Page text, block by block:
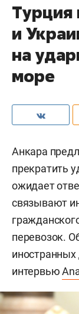
Турция
и
на
море
Анкара
прекратить
ожидает
связывают
перевозок.
интервью